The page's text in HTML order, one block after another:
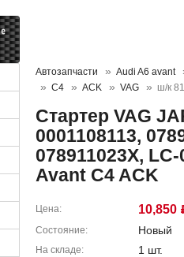
Автозапчасти
Audi A6 avant
C4
ACK VAG ш/к
Стартер VAG
0001108113,
078911023X,
Avant C4 ACK
Цена 10,850
Состояние Новый
На складе 1 шт.